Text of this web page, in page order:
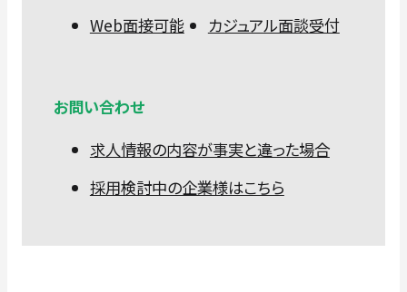
Web面接可能
カジュアル面談受付
お問い合わせ
求人情報の内容が事実と違った場合
採用検討中の企業様はこちら